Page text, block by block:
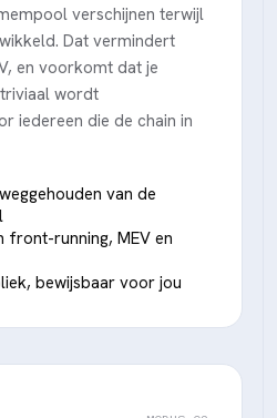
verschijnen terwijl
Dat vermindert
en voorkomt dat je
wordt
iedereen die de chain in
van de
front-running, MEV en
bewijsbaar voor jou